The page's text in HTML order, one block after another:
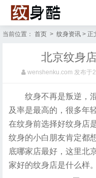
当前位置： 首页 > 纹身资讯 > 正
北京纹身
wenshenku.com 发布于
纹身不再是叛逆，混
及率是最高的，很多年
在纹身前选择好纹身店
纹身的小白朋友肯定都
底哪家店最好，这里北
家好的纹身店是什么样。